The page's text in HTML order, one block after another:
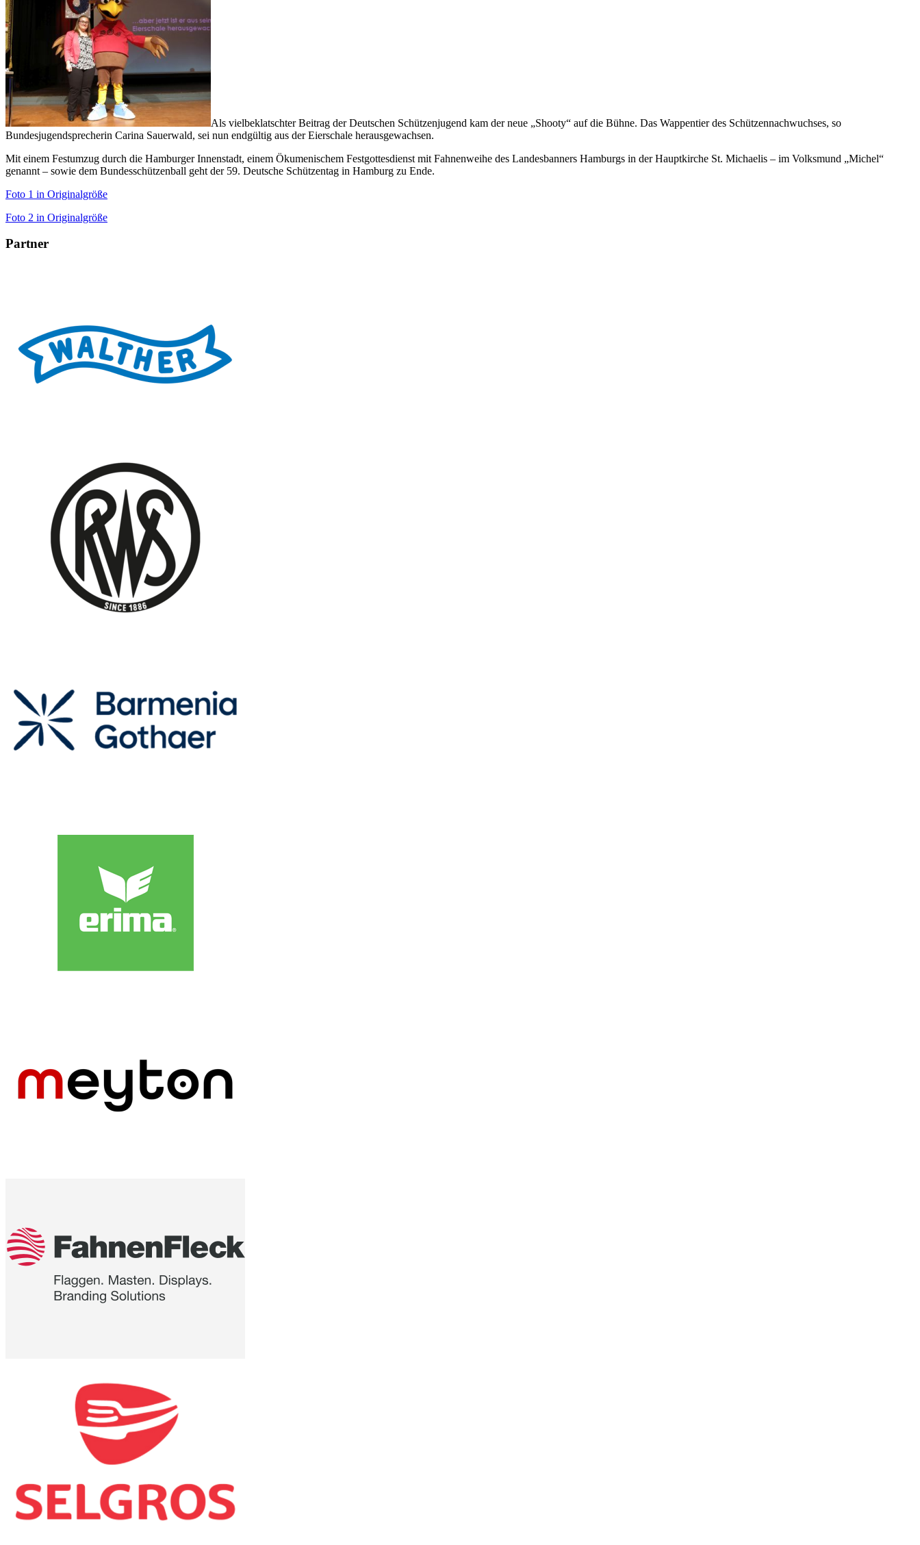
Als vielbeklatschter Beitrag der Deutschen Schützenjugend kam der neue „Shooty“ auf die Bühne. Das Wappentier des Schützennachwuchses, so
Bundesjugendsprecherin Carina Sauerwald, sei nun endgültig aus der Eierschale herausgewachsen.
Mit einem Festumzug durch die Hamburger Innenstadt, einem Ökumenischem Festgottesdienst mit Fahnenweihe des Landesbanners Hamburgs in der Hauptkirche St. Michaelis – im Volksmund „Michel“
genannt – sowie dem Bundesschützenball geht der 59. Deutsche Schützentag in Hamburg zu Ende.
Foto 1 in Originalgröße
Foto 2 in Originalgröße
Partner